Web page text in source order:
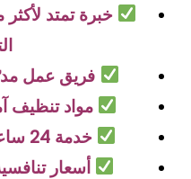
فريق عمل
مواد تنظيف
خدمة 24 ساعة في جميع أنحاء مكة.
أسعار